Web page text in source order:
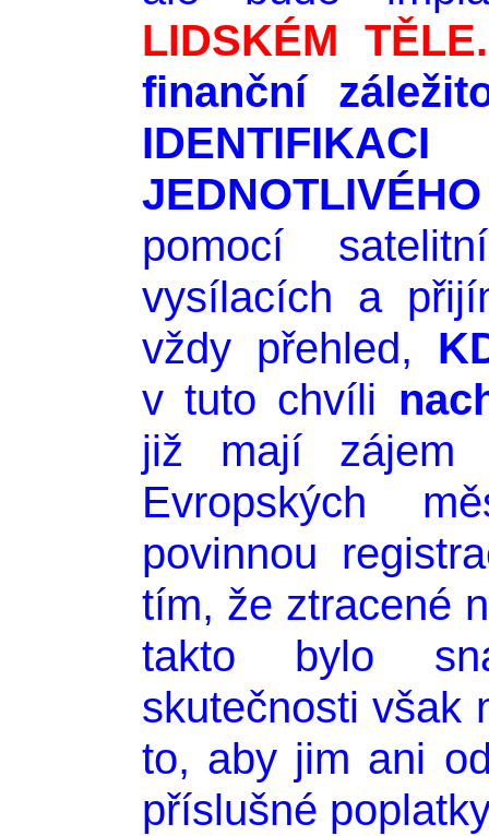
LIDSKÉM TĚLE.
finanční
pomocí
vysílacích a
vždy přehled,
v tuto chvíli
již mají zájem
Evropských
povinnou
tím, že ztracené
takto bylo
skutečnosti však
to, aby jim ani
příslušné